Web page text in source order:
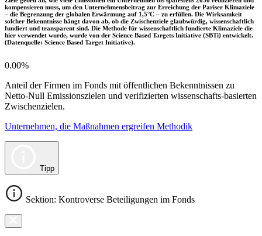
kompensieren muss, um den Unternehmensbeitrag zur Erreichung der Pariser Klimaziele
– die Begrenzung der globalen Erwärmung auf 1,5°C – zu erfüllen. Die Wirksamkeit
solcher Bekenntnisse hängt davon ab, ob die Zwischenziele glaubwürdig, wissenschaftlich
fundiert und transparent sind. Die Methode für wissenschaftlich fundierte Klimaziele die
hier verwendet wurde, wurde von der Science Based Targets Initiative (SBTi) entwickelt.
(Datenquelle: Science Based Target Initiative).
0.00%
Anteil der Firmen im Fonds mit öffentlichen Bekenntnissen zu
Netto-Null Emissionszielen und verifizierten wissenschafts-basierten
Zwischenzielen.
Unternehmen, die Maßnahmen ergreifen Methodik
Tipp
Sektion: Kontroverse Beteiligungen im Fonds